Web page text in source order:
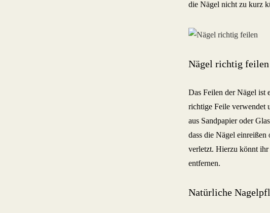
die Nägel nicht zu kurz
Nägel richtig feilen
Das Feilen der Nägel ist
richtige Feile verwendet
aus Sandpapier oder
dass die Nägel
verletzt. Hierzu könnt ihr
entfernen.
Natürliche